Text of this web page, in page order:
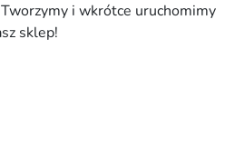
i wkrótce uruchomimy
sklep!